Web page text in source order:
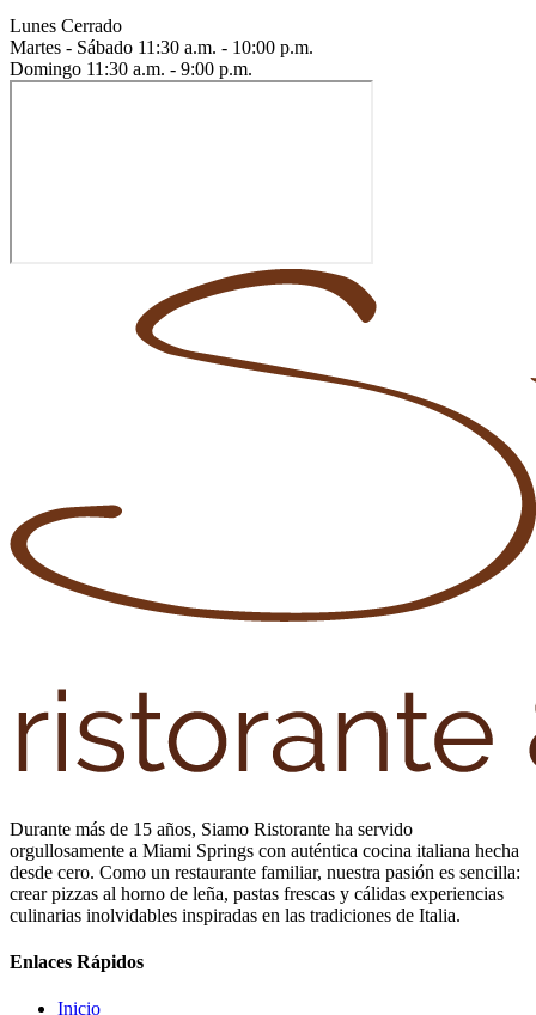
Lunes Cerrado
Martes - Sábado 11:30 a.m. - 10:00 p.m.
Domingo 11:30 a.m. - 9:00 p.m.
Durante más de 15 años, Siamo Ristorante ha servido
orgullosamente a Miami Springs con auténtica cocina italiana hecha
desde cero. Como un restaurante familiar, nuestra pasión es sencilla:
crear pizzas al horno de leña, pastas frescas y cálidas experiencias
culinarias inolvidables inspiradas en las tradiciones de Italia.
Enlaces Rápidos
Inicio